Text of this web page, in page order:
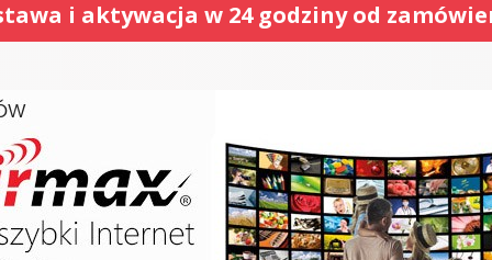
i aktywacja w 24 godziny od